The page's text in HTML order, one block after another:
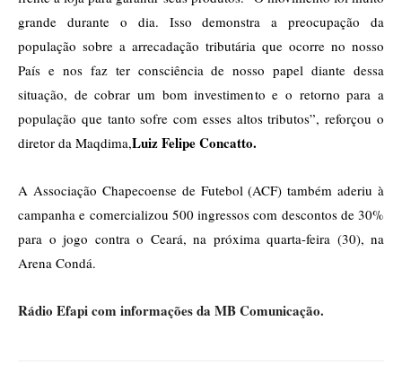
grande durante o dia. Isso demonstra a preocupação da
população sobre a arrecadação tributária que ocorre no nosso
País e nos faz ter consciência de nosso papel diante dessa
situação, de cobrar um bom investimento e o retorno para a
população que tanto sofre com esses altos tributos”, reforçou o
diretor da Maqdima,Luiz Felipe Concatto.
A Associação Chapecoense de Futebol (ACF) também aderiu à
campanha e comercializou 500 ingressos com descontos de 30%
para o jogo contra o Ceará, na próxima quarta-feira (30), na
Arena Condá.
Rádio Efapi com informações da MB Comunicação.